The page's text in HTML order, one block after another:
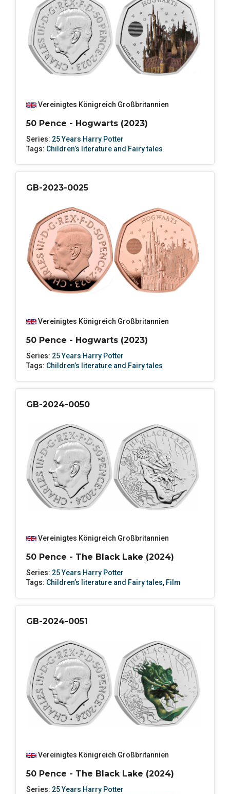
Vereinigtes Königreich Großbritannien
50 Pence - Hogwarts (2023)
Series: 25 Years Harry Potter
Tags: Children’s literature and Fairy tales
GB-2023-0025
Vereinigtes Königreich Großbritannien
50 Pence - Hogwarts (2023)
Series: 25 Years Harry Potter
Tags: Children’s literature and Fairy tales
GB-2024-0050
Vereinigtes Königreich Großbritannien
50 Pence - The Black Lake (2024)
Series: 25 Years Harry Potter
Tags: Children’s literature and Fairy tales, Film
GB-2024-0051
Vereinigtes Königreich Großbritannien
50 Pence - The Black Lake (2024)
Series: 25 Years Harry Potter